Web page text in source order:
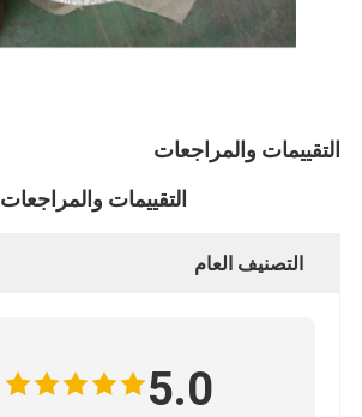
التقييمات والمراجعات
التقييمات والمراجعات
التصنيف العام
5.0